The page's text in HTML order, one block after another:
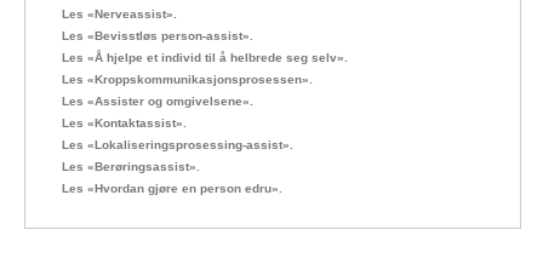
Les «Nerveassist».
Les «Bevisstløs person-assist».
Les «Å hjelpe et individ til å helbrede seg selv».
Les «Kroppskommunikasjonsprosessen».
Les «Assister og omgivelsene».
Les «Kontaktassist».
Les «Lokaliseringsprosessing-assist».
Les «Berøringsassist».
Les «Hvordan gjøre en person edru».